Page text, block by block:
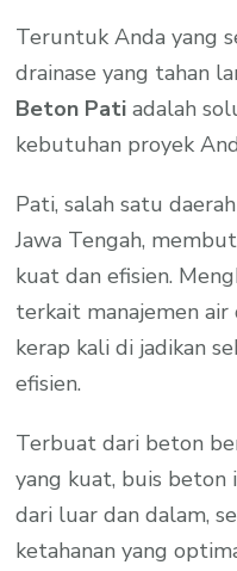
Teruntuk Anda yang
drainase yang tahan
Beton Pati adalah
kebutuhan proyek
Pati, salah satu
Jawa Tengah,
kuat dan efisien.
terkait manajemen air
kerap kali di jadikan
efisien.
Terbuat dari beton
yang kuat, buis beton
dari luar dan dalam,
ketahanan yang